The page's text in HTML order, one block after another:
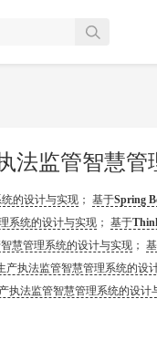
的设计与实现 ； 基于Spring
系统的设计与实现 ； 基于
慧管理系统的设计与实现 ；
产执法监管智慧管理系统的设
执法监管智慧管理系统的设计